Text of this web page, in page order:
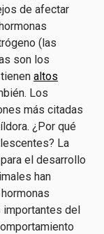
de afectar
(las
son los
altos
Los
más citadas
¿Por qué
La
el desarrollo
han
importantes del